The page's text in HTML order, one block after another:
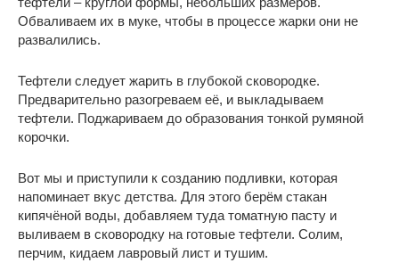
Обваливаем их в муке, чтобы в процессе жарки они не
развалились.
Тефтели следует жарить в глубокой сковородке.
Предварительно разогреваем её, и выкладываем
тефтели. Поджариваем до образования тонкой румяной
корочки.
Вот мы и приступили к созданию подливки, которая
напоминает вкус детства. Для этого берём стакан
кипячёной воды, добавляем туда томатную пасту и
выливаем в сковородку на готовые тефтели. Солим,
перчим, кидаем лавровый лист и тушим.